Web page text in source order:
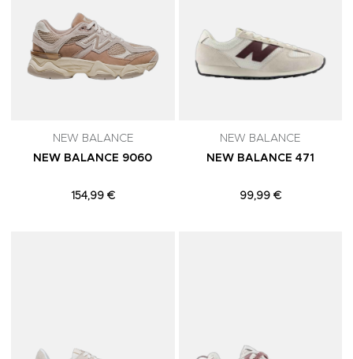
NEW BALANCE
NEW BALANCE 9060
154,99 €
NEW BALANCE
NEW BALANCE 471
99,99 €